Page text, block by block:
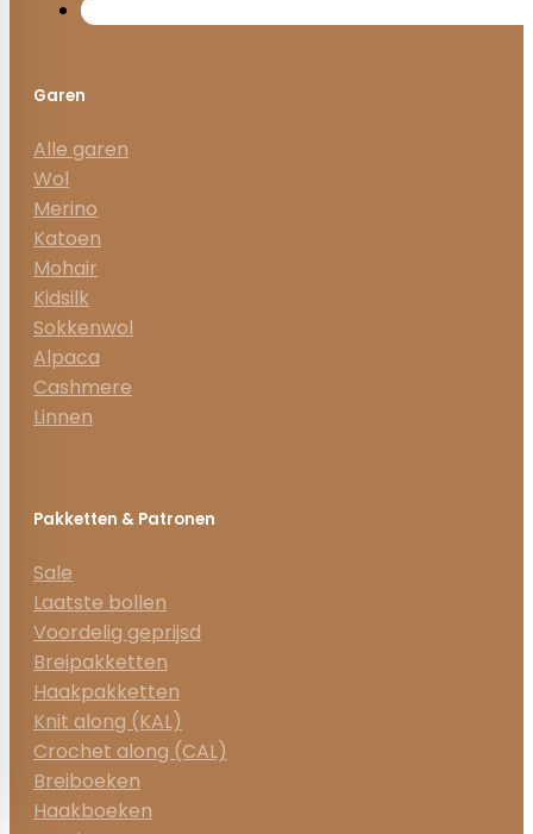
Garen
Alle garen
Wol
Merino
Katoen
Mohair
Kidsilk
Sokkenwol
Alpaca
Cashmere
Linnen
Pakketten & Patronen
Sale
Laatste bollen
Voordelig geprijsd
Breipakketten
Haakpakketten
Knit along (KAL)
Crochet along (CAL)
Breiboeken
Haakboeken